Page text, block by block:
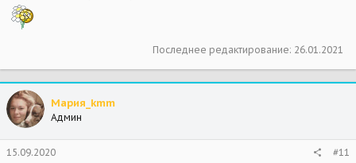
Последнее редактирование: 26.01.2021
Мария_kmm
Админ
15.09.2020 #11